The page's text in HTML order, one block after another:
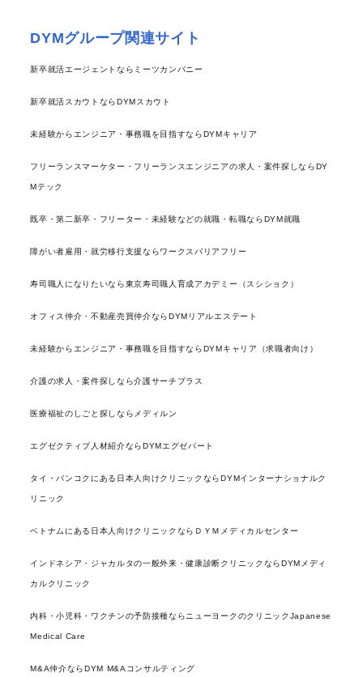
DYMグループ関連サイト
新卒就活エージェントならミーツカンパニー
新卒就活スカウトならDYMスカウト
未経験からエンジニア・事務職を目指すならDYMキャリア
フリーランスマーケター・フリーランスエンジニアの求人・案件探しならDY
Mテック
既卒・第二新卒・フリーター・未経験などの就職・転職ならDYM就職
障がい者雇用・就労移行支援ならワークスバリアフリー
寿司職人になりたいなら東京寿司職人育成アカデミー（スシショク）
オフィス仲介・不動産売買仲介ならDYMリアルエステート
未経験からエンジニア・事務職を目指すならDYMキャリア（求職者向け）
介護の求人・案件探しなら介護サーチプラス
医療福祉のしごと探しならメディルン
エグゼクティブ人材紹介ならDYMエグゼパート
タイ・バンコクにある日本人向けクリニックならDYMインターナショナルク
リニック
ベトナムにある日本人向けクリニックならＤＹＭメディカルセンター
インドネシア・ジャカルタの一般外来・健康診断クリニックならDYMメディ
カルクリニック
内科・小児科・ワクチンの予防接種ならニューヨークのクリニックJapanese
Medical Care
M&A仲介ならDYM M&Aコンサルティング